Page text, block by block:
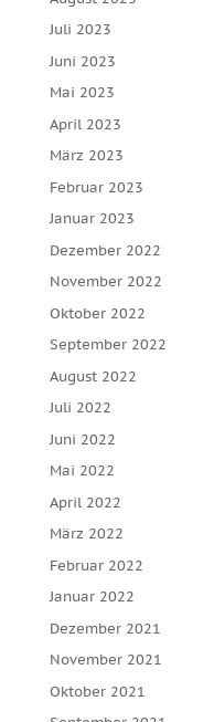
Juli 2023
Juni 2023
Mai 2023
April 2023
März 2023
Februar 2023
Januar 2023
Dezember 2022
November 2022
Oktober 2022
September 2022
August 2022
Juli 2022
Juni 2022
Mai 2022
April 2022
März 2022
Februar 2022
Januar 2022
Dezember 2021
November 2021
Oktober 2021